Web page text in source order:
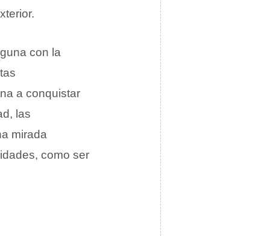
con la
a conquistar
las
mirada
como ser